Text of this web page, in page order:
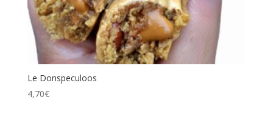
Le Donspeculoos
4,70€